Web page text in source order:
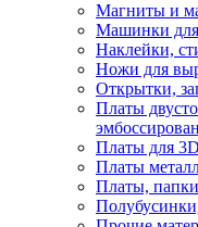
Магниты и
Машинки
Наклейки,
Ножи для
Открытки,
Платы
Платы для
Платы
Платы,